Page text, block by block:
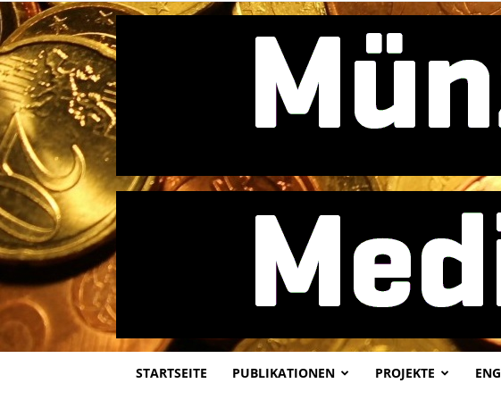
STARTSEITE PUBLIKATIONEN PROJEKTE